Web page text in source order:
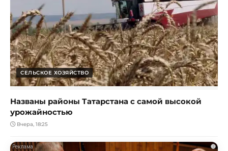
СЕЛЬСКОЕ ХОЗЯЙСТВО
Названы районы Татарстана с самой высокой
урожайностью
Вчера, 18:25
i